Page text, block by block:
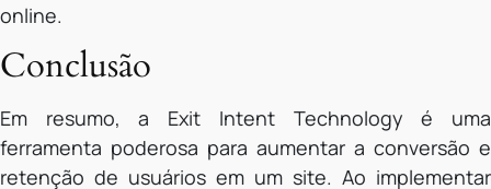
online.
Conclusão
Em resumo, a Exit Intent Technology é uma
ferramenta poderosa para aumentar a conversão e
retenção de usuários em um site. Ao implementar